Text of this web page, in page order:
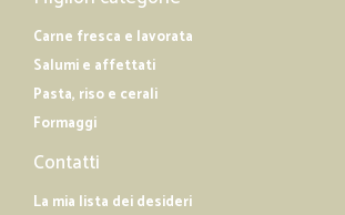
Carne fresca e lavorata
Salumi e affettati
Pasta, riso e cerali
Formaggi
Contatti
La mia lista dei desideri